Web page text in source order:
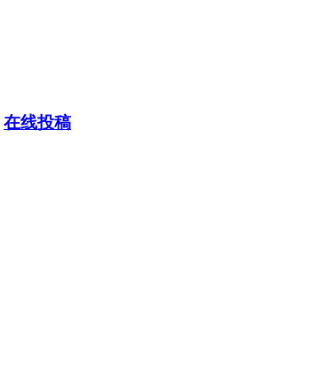
在线投稿